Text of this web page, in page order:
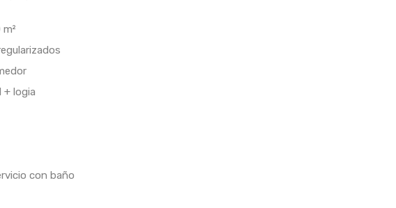
+ logia
con baño